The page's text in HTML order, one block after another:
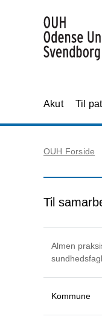
Akut Til
OUH Forside
Til
Almen
Kommune